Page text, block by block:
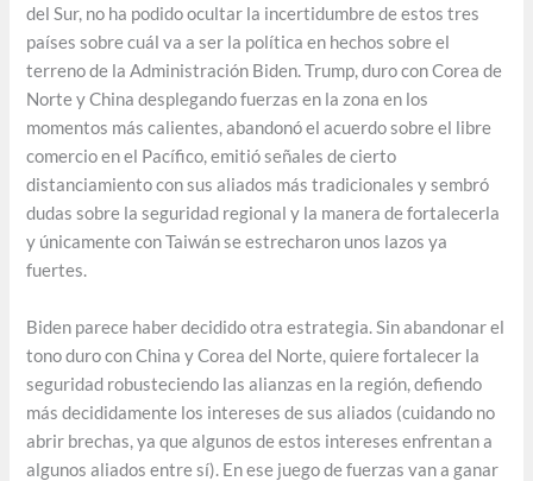
del Sur, no ha podido ocultar la incertidumbre de estos tres
países sobre cuál va a ser la política en hechos sobre el
terreno de la Administración Biden. Trump, duro con Corea de
Norte y China desplegando fuerzas en la zona en los
momentos más calientes, abandonó el acuerdo sobre el libre
comercio en el Pacífico, emitió señales de cierto
distanciamiento con sus aliados más tradicionales y sembró
dudas sobre la seguridad regional y la manera de fortalecerla
y únicamente con Taiwán se estrecharon unos lazos ya
fuertes.
Biden parece haber decidido otra estrategia. Sin abandonar el
tono duro con China y Corea del Norte, quiere fortalecer la
seguridad robusteciendo las alianzas en la región, defiendo
más decididamente los intereses de sus aliados (cuidando no
abrir brechas, ya que algunos de estos intereses enfrentan a
algunos aliados entre sí). En ese juego de fuerzas van a ganar